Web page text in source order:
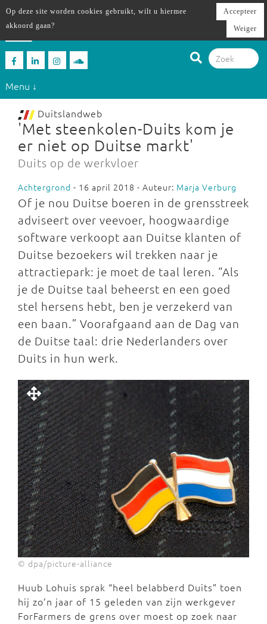
Menu ↓
Duitslandweb
'Met steenkolen-Duits kom je
er niet op Duitse markt'
Duits op de werkvloer
Achtergrond - 16 april 2018 - Auteur: Marja Verburg
Of je nou Duitse boeren in de grensstreek
adviseert over veevoer, hoogwaardige
software verkoopt aan Duitse klanten of
Duitse bezoekers wil trekken naar je
attractiepark: je moet de taal leren. “Als
je de Duitse taal beheerst en een goed
stel hersens hebt, ben je verzekerd van
een baan.” Voorafgaand aan de Dag van
de Duitse taal: drie Nederlanders over
Duits in hun werk.
© dpa/picture-alliance
Huub Lohuis sprak “heel belabberd Duits” toen
hij zo’n jaar of 15 geleden van zijn werkgever
ForFarmers de grens over moest op zoek naar
Op deze site worden cookies gebruikt, wilt u hiermee
akkoord gaan?
Accepteer
Weiger